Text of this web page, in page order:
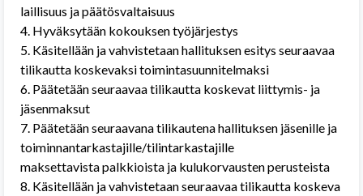
laillisuus ja päätösvaltaisuus
4. Hyväksytään kokouksen työjärjestys
5. Käsitellään ja vahvistetaan hallituksen esitys seuraavaa
tilikautta koskevaksi toimintasuunnitelmaksi
6. Päätetään seuraavaa tilikautta koskevat liittymis- ja
jäsenmaksut
7. Päätetään seuraavana tilikautena hallituksen jäsenille ja
toiminnantarkastajille/tilintarkastajille
maksettavista palkkioista ja kulukorvausten perusteista
8. Käsitellään ja vahvistetaan seuraavaa tilikautta koskeva